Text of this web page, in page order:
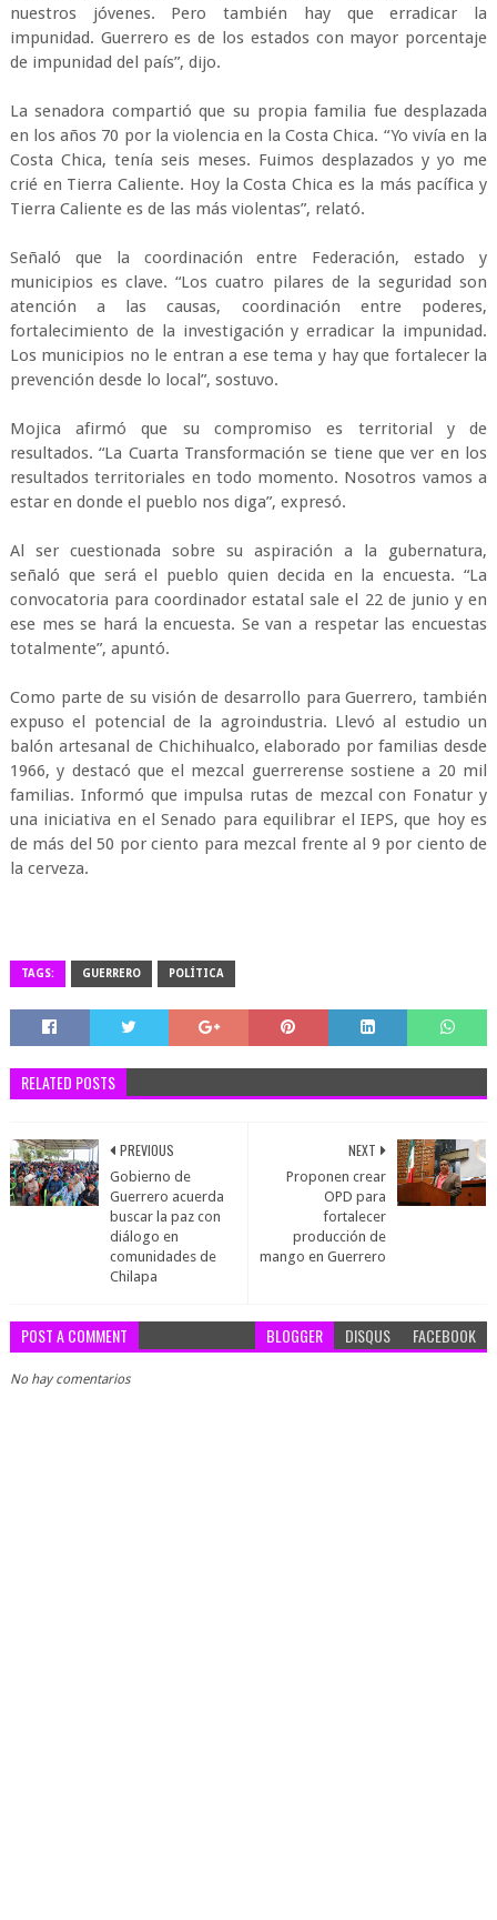
nuestros jóvenes. Pero también hay que erradicar la
impunidad. Guerrero es de los estados con mayor porcentaje
de impunidad del país”, dijo.
La senadora compartió que su propia familia fue desplazada
en los años 70 por la violencia en la Costa Chica. “Yo vivía en la
Costa Chica, tenía seis meses. Fuimos desplazados y yo me
crié en Tierra Caliente. Hoy la Costa Chica es la más pacífica y
Tierra Caliente es de las más violentas”, relató.
Señaló que la coordinación entre Federación, estado y
municipios es clave. “Los cuatro pilares de la seguridad son
atención a las causas, coordinación entre poderes,
fortalecimiento de la investigación y erradicar la impunidad.
Los municipios no le entran a ese tema y hay que fortalecer la
prevención desde lo local”, sostuvo.
Mojica afirmó que su compromiso es territorial y de
resultados. “La Cuarta Transformación se tiene que ver en los
resultados territoriales en todo momento. Nosotros vamos a
estar en donde el pueblo nos diga”, expresó.
Al ser cuestionada sobre su aspiración a la gubernatura,
señaló que será el pueblo quien decida en la encuesta. “La
convocatoria para coordinador estatal sale el 22 de junio y en
ese mes se hará la encuesta. Se van a respetar las encuestas
totalmente”, apuntó.
Como parte de su visión de desarrollo para Guerrero, también
expuso el potencial de la agroindustria. Llevó al estudio un
balón artesanal de Chichihualco, elaborado por familias desde
1966, y destacó que el mezcal guerrerense sostiene a 20 mil
familias. Informó que impulsa rutas de mezcal con Fonatur y
una iniciativa en el Senado para equilibrar el IEPS, que hoy es
de más del 50 por ciento para mezcal frente al 9 por ciento de
la cerveza.
TAGS: GUERRERO POLÍTICA
RELATED POSTS
NEXT
Proponen crear
OPD para
fortalecer
producción de
mango en Guerrero
PREVIOUS
Gobierno de
Guerrero acuerda
buscar la paz con
diálogo en
comunidades de
Chilapa
POST A COMMENT BLOGGER DISQUS FACEBOOK
No hay comentarios